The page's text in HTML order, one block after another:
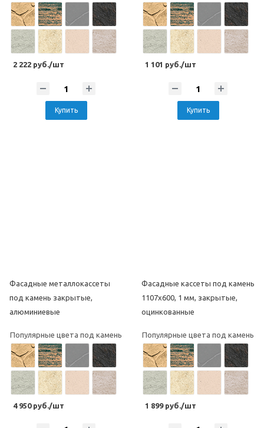
2 222 руб./шт
Купить
1 101 руб./шт
Купить
Фасадные металлокассеты
под камень закрытые,
алюминиевые
Популярные цвета под камень
4 950 руб./шт
Фасадные кассеты под камень
1107х600, 1 мм, закрытые,
оцинкованные
Популярные цвета под камень
1 899 руб./шт